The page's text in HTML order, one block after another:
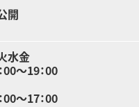
開
水金
00～19：00
00～17：00